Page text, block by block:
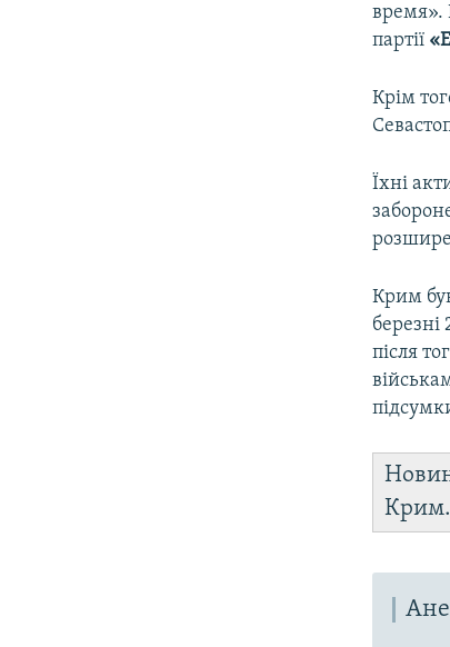
время».
партії
Крім
Їхні
Крим
березні
після